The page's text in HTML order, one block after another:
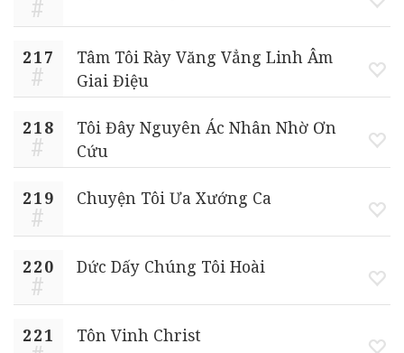
217
Tâm Tôi Rày Văng Vẳng Linh Âm
Giai Điệu
218
Tôi Đây Nguyên Ác Nhân Nhờ Ơn
Cứu
219 Chuyện Tôi Ưa Xướng Ca
220 Dức Dấy Chúng Tôi Hoài
221 Tôn Vinh Christ